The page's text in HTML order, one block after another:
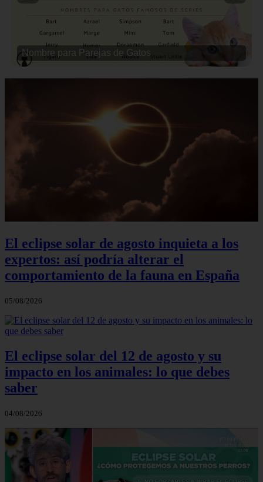
Nombre para Parejas de Gatos
El eclipse solar de agosto inquieta a los
expertos: así podría alterar el
comportamiento de la fauna en España
05/08/2026
El eclipse solar del 12 de agosto y su
impacto en los animales: lo que debes
saber
04/08/2026